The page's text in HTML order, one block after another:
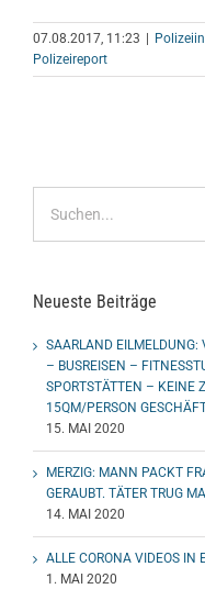
07.08.2017, 11:23 |
Polizeireport
nach:
Neueste Beiträge
SAARLAND EILMELDUNG:
– BUSREISEN –
SPORTSTÄTTEN – KEINE
15QM/PERSON
15. MAI 2020
MERZIG: MANN PACKT
GERAUBT. TÄTER TRUG
14. MAI 2020
ALLE CORONA VIDEOS IN
1. MAI 2020